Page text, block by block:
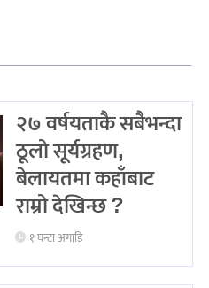
२७ वर्षयताकै सबैभन्दा
ठूलो सूर्यग्रहण,
बेलायतमा कहाँबाट
राम्रो देखिन्छ ?
१ घन्टा अगाडि